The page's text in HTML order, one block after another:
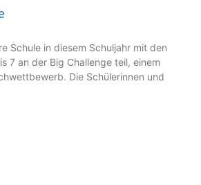
Schule in diesem Schuljahr mit den
7 an der Big Challenge teil, einem
Die Schülerinnen und